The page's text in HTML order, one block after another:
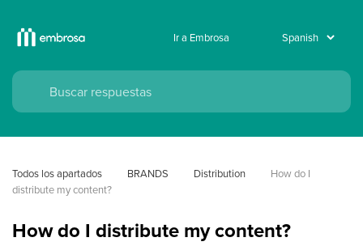
Ir a Embrosa
Todos los apartados BRANDS Distribution
How do I
distribute my content?
How do I distribute my content?